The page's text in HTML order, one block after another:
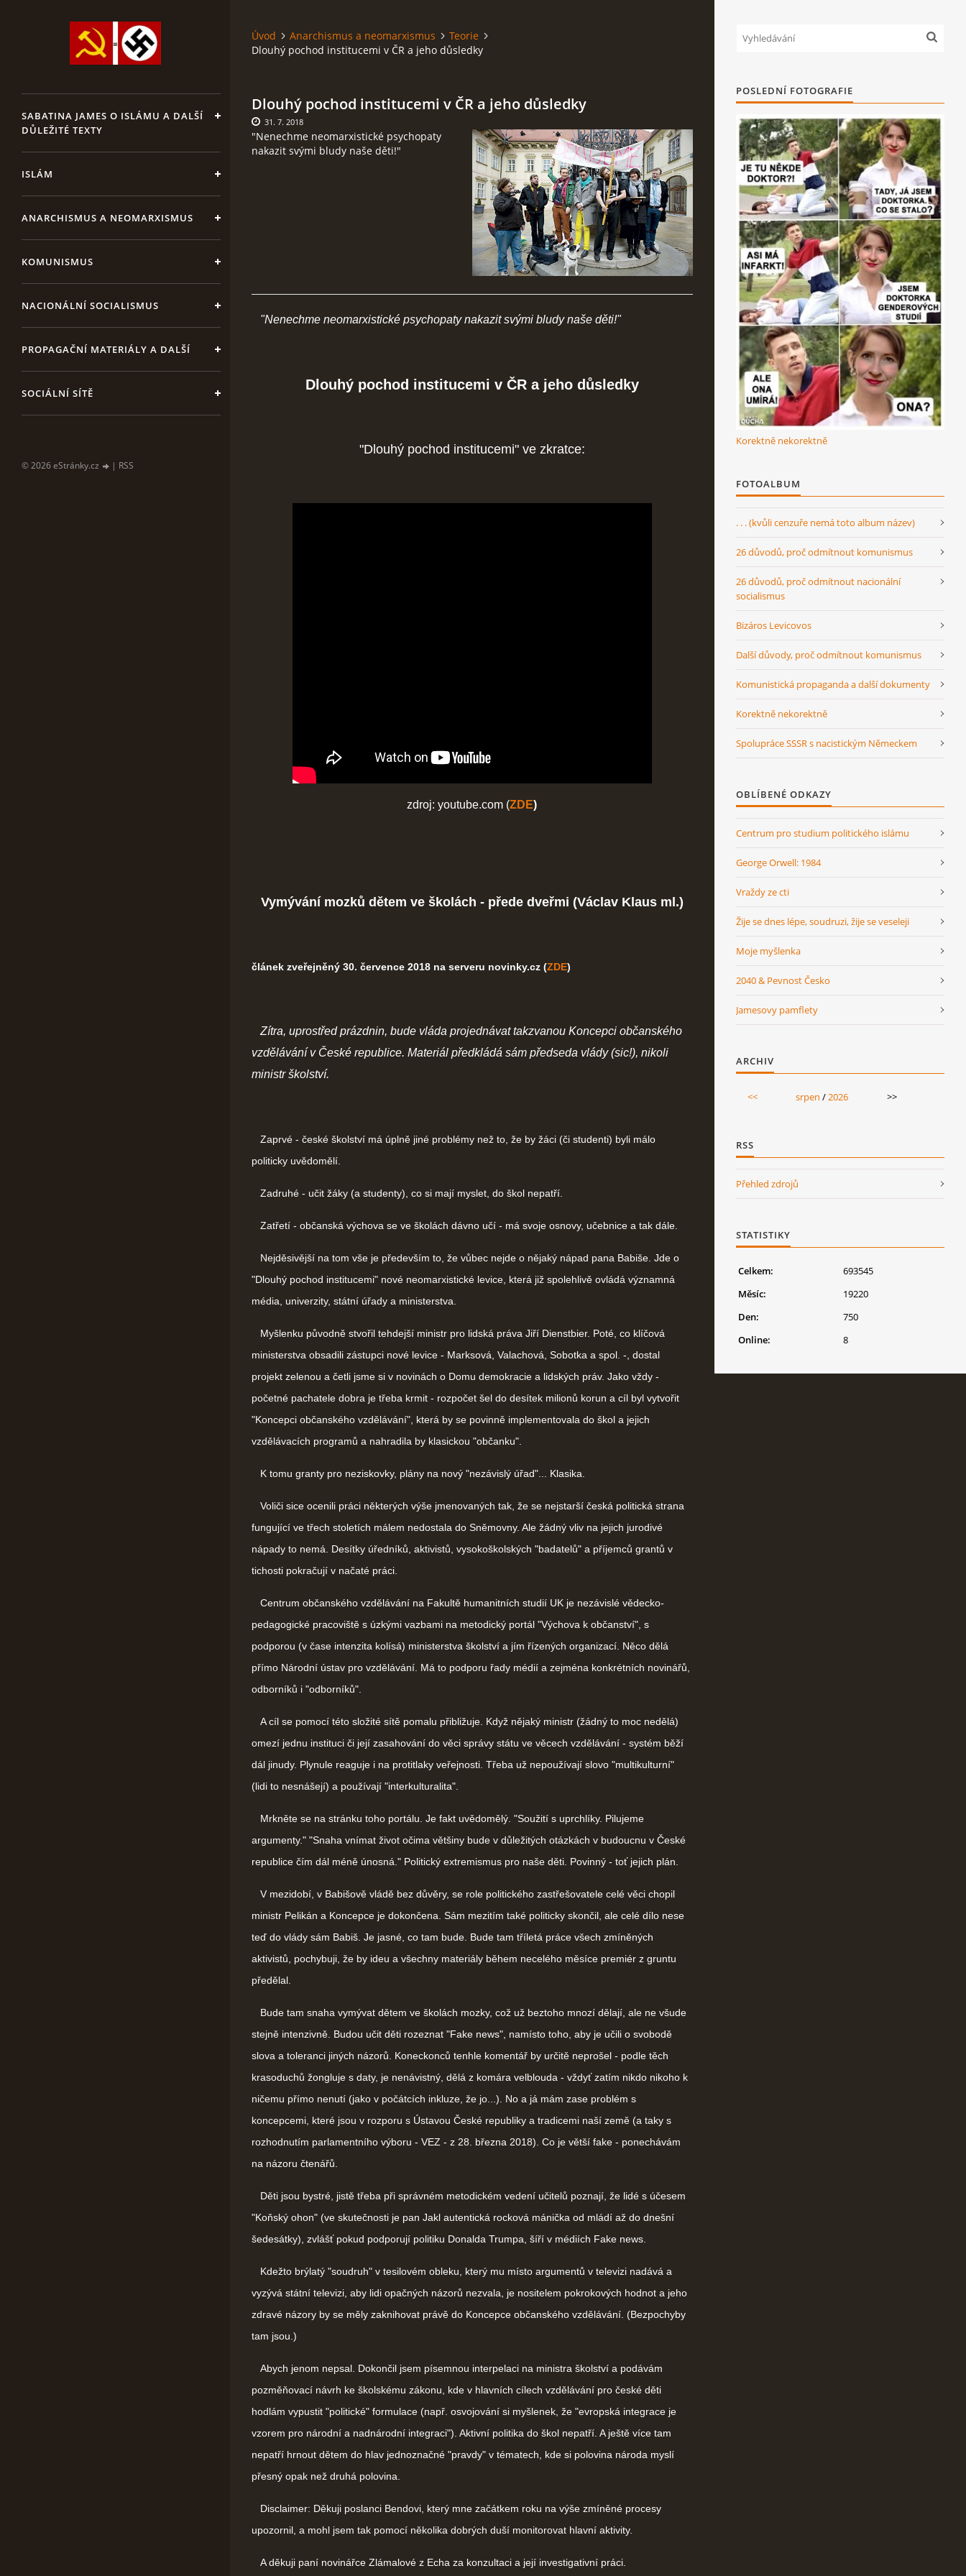
SABATINA JAMES O ISLÁMU A DALŠÍ
DŮLEŽITÉ TEXTY
ISLÁM
ANARCHISMUS A NEOMARXISMUS
KOMUNISMUS
NACIONÁLNÍ SOCIALISMUS
PROPAGAČNÍ MATERIÁLY A DALŠÍ
SOCIÁLNÍ SÍTĚ
© 2026 eStránky.cz | RSS
Úvod Anarchismus a neomarxismus
Teorie
Dlouhý pochod institucemi v ČR a jeho důsledky
Dlouhý pochod institucemi v ČR a jeho důsledky
"Nenechme neomarxistické psychopaty
nakazit svými bludy naše děti!"
31. 7. 2018
"Nenechme neomarxistické psychopaty nakazit svými bludy naše děti!"
Dlouhý pochod institucemi v ČR a jeho důsledky
"Dlouhý pochod institucemi" ve zkratce:
zdroj: youtube.com (ZDE)
Vymývání mozků dětem ve školách - přede dveřmi (Václav Klaus ml.)
článek zveřejněný 30. července 2018 na serveru novinky.cz (ZDE)
Zítra, uprostřed prázdnin, bude vláda projednávat takzvanou Koncepci občanského
vzdělávání v České republice. Materiál předkládá sám předseda vlády (sic!), nikoli
ministr školství.
Zaprvé - české školství má úplně jiné problémy než to, že by žáci (či studenti) byli málo
politicky uvědomělí.
Zadruhé - učit žáky (a studenty), co si mají myslet, do škol nepatří.
Zatřetí - občanská výchova se ve školách dávno učí - má svoje osnovy, učebnice a tak dále.
Nejděsivější na tom vše je především to, že vůbec nejde o nějaký nápad pana Babiše. Jde o
"Dlouhý pochod institucemi" nové neomarxistické levice, která již spolehlivě ovládá významná
média, univerzity, státní úřady a ministerstva.
Myšlenku původně stvořil tehdejší ministr pro lidská práva Jiří Dienstbier. Poté, co klíčová
ministerstva obsadili zástupci nové levice - Marksová, Valachová, Sobotka a spol. -, dostal
projekt zelenou a četli jsme si v novinách o Domu demokracie a lidských práv. Jako vždy -
početné pachatele dobra je třeba krmit - rozpočet šel do desítek milionů korun a cíl byl vytvořit
"Koncepci občanského vzdělávání", která by se povinně implementovala do škol a jejich
vzdělávacích programů a nahradila by klasickou "občanku".
K tomu granty pro neziskovky, plány na nový "nezávislý úřad"... Klasika.
Voliči sice ocenili práci některých výše jmenovaných tak, že se nejstarší česká politická strana
fungující ve třech stoletích málem nedostala do Sněmovny. Ale žádný vliv na jejich jurodivé
nápady to nemá. Desítky úředníků, aktivistů, vysokoškolských "badatelů" a příjemců grantů v
tichosti pokračují v načaté práci.
Centrum občanského vzdělávání na Fakultě humanitních studií UK je nezávislé vědecko-
pedagogické pracoviště s úzkými vazbami na metodický portál "Výchova k občanství", s
podporou (v čase intenzita kolísá) ministerstva školství a jím řízených organizací. Něco dělá
přímo Národní ústav pro vzdělávání. Má to podporu řady médií a zejména konkrétních novinářů,
odborníků i "odborníků".
A cíl se pomocí této složité sítě pomalu přibližuje. Když nějaký ministr (žádný to moc nedělá)
omezí jednu instituci či její zasahování do věci správy státu ve věcech vzdělávání - systém běží
dál jinudy. Plynule reaguje i na protitlaky veřejnosti. Třeba už nepoužívají slovo "multikulturní"
(lidi to nesnášejí) a používají "interkulturalita".
Mrkněte se na stránku toho portálu. Je fakt uvědomělý. "Soužití s uprchlíky. Pilujeme
argumenty." "Snaha vnímat život očima většiny bude v důležitých otázkách v budoucnu v České
republice čím dál méně únosná." Politický extremismus pro naše děti. Povinný - toť jejich plán.
V mezidobí, v Babišově vládě bez důvěry, se role politického zastřešovatele celé věci chopil
ministr Pelikán a Koncepce je dokončena. Sám mezitím také politicky skončil, ale celé dílo nese
teď do vlády sám Babiš. Je jasné, co tam bude. Bude tam tříletá práce všech zmíněných
aktivistů, pochybuji, že by ideu a všechny materiály během necelého měsíce premiér z gruntu
předělal.
Bude tam snaha vymývat dětem ve školách mozky, což už beztoho mnozí dělají, ale ne všude
stejně intenzivně. Budou učit děti rozeznat "Fake news", namísto toho, aby je učili o svobodě
slova a toleranci jiných názorů. Koneckonců tenhle komentář by určitě neprošel - podle těch
krasoduchů žongluje s daty, je nenávistný, dělá z komára velblouda - vždyť zatím nikdo nikoho k
ničemu přímo nenutí (jako v počátcích inkluze, že jo...). No a já mám zase problém s
koncepcemi, které jsou v rozporu s Ústavou České republiky a tradicemi naší země (a taky s
rozhodnutím parlamentního výboru - VEZ - z 28. března 2018). Co je větší fake - ponechávám
na názoru čtenářů.
Děti jsou bystré, jistě třeba při správném metodickém vedení učitelů poznají, že lidé s účesem
"Koňský ohon" (ve skutečnosti je pan Jakl autentická rocková mánička od mládí až do dnešní
šedesátky), zvlášť pokud podporují politiku Donalda Trumpa, šíří v médiích Fake news.
Kdežto brýlatý "soudruh" v tesilovém obleku, který mu místo argumentů v televizi nadává a
vyzývá státní televizi, aby lidi opačných názorů nezvala, je nositelem pokrokových hodnot a jeho
zdravé názory by se měly zaknihovat právě do Koncepce občanského vzdělávání. (Bezpochyby
tam jsou.)
Abych jenom nepsal. Dokončil jsem písemnou interpelaci na ministra školství a podávám
pozměňovací návrh ke školskému zákonu, kde v hlavních cílech vzdělávání pro české děti
hodlám vypustit "politické" formulace (např. osvojování si myšlenek, že "evropská integrace je
vzorem pro národní a nadnárodní integraci"). Aktivní politika do škol nepatří. A ještě více tam
nepatří hrnout dětem do hlav jednoznačné "pravdy" v tématech, kde si polovina národa myslí
přesný opak než druhá polovina.
Disclaimer: Děkuji poslanci Bendovi, který mne začátkem roku na výše zmíněné procesy
upozornil, a mohl jsem tak pomocí několika dobrých duší monitorovat hlavní aktivity.
A děkuji paní novinářce Zlámalové z Echa za konzultaci a její investigativní práci.
POSLEDNÍ FOTOGRAFIE
Korektně nekorektně
FOTOALBUM
. . . (kvůli cenzuře nemá toto album název)
26 důvodů, proč odmítnout komunismus
26 důvodů, proč odmítnout nacionální
socialismus
Bizáros Levicovos
Další důvody, proč odmítnout komunismus
Komunistická propaganda a další dokumenty
Korektně nekorektně
Spolupráce SSSR s nacistickým Německem
OBLÍBENÉ ODKAZY
Centrum pro studium politického islámu
George Orwell: 1984
Vraždy ze cti
Žije se dnes lépe, soudruzi, žije se veseleji
Moje myšlenka
2040 & Pevnost Česko
Jamesovy pamflety
ARCHIV
<< srpen /2026 >>
RSS
Přehled zdrojů
STATISTIKY
Online: 8
Celkem:
693545
Měsíc:
19220
Den:
750